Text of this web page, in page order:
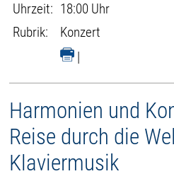
Uhrzeit: 18:00 Uhr
Rubrik:
Konzert
|
Harmonien und
Reise durch die
Klaviermusik